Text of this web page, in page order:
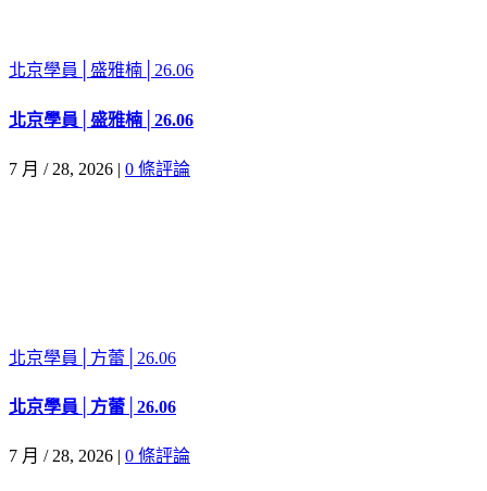
北京學員│盛雅楠│26.06
北京學員│盛雅楠│26.06
7 月 / 28, 2026 | 0 條評論
北京學員│方蕾│26.06
北京學員│方蕾│26.06
7 月 / 28, 2026 | 0 條評論